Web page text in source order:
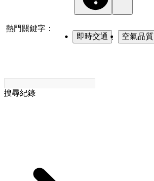
熱門關鍵字：
即時交通 、 空氣品質
搜尋紀錄